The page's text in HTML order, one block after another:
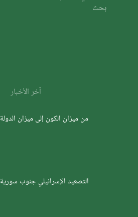
بحث
آخر الأخبار
من ميزان الكون إلى ميزان الدولة
التصعيد الإسرائيلي جنوب سورية